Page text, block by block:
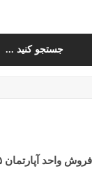
جستجو کنید ...